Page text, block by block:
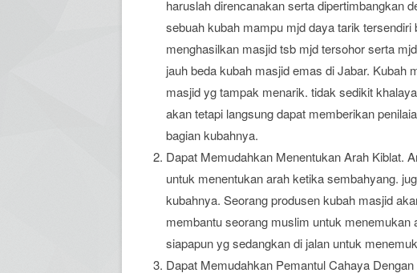
haruslah direncanakan serta dipertimbangkan
sebuah kubah mampu mjd daya tarik
menghasilkan masjid tsb mjd tersohor serta
jauh beda kubah masjid emas di Jabar.
masjid yg tampak menarik. tidak sedikit
akan tetapi langsung dapat memberikan
bagian kubahnya.
Dapat Memudahkan Menentukan Arah Kiblat.
untuk menentukan arah ketika sembahyang.
kubahnya. Seorang produsen kubah masjid
membantu seorang muslim untuk
siapapun yg sedangkan di jalan untuk
Dapat Memudahkan Pemantul Cahaya